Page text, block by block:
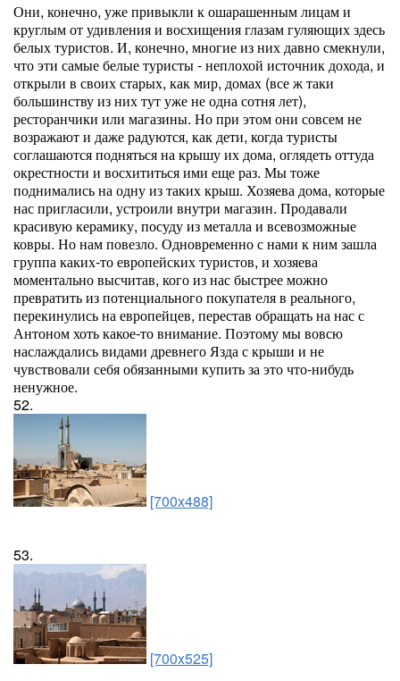
Они, конечно, уже привыкли к ошарашенным лицам и
круглым от удивления и восхищения глазам гуляющих здесь
белых туристов. И, конечно, многие из них давно смекнули,
что эти самые белые туристы - неплохой источник дохода, и
открыли в своих старых, как мир, домах (все ж таки
большинству из них тут уже не одна сотня лет),
ресторанчики или магазины. Но при этом они совсем не
возражают и даже радуются, как дети, когда туристы
соглашаются подняться на крышу их дома, оглядеть оттуда
окрестности и восхититься ими еще раз. Мы тоже
поднимались на одну из таких крыш. Хозяева дома, которые
нас пригласили, устроили внутри магазин. Продавали
красивую керамику, посуду из металла и всевозможные
ковры. Но нам повезло. Одновременно с нами к ним зашла
группа каких-то европейских туристов, и хозяева
моментально высчитав, кого из нас быстрее можно
превратить из потенциального покупателя в реального,
перекинулись на европейцев, перестав обращать на нас с
Антоном хоть какое-то внимание. Поэтому мы вовсю
наслаждались видами древнего Язда с крыши и не
чувствовали себя обязанными купить за это что-нибудь
ненужное.
52.
[700x488]
53.
[700x525]